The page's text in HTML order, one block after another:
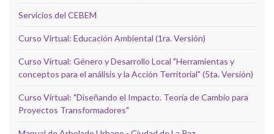
Servicios del CEBEM
Curso Virtual: Educación Ambiental (1ra. Versión)
Curso Virtual: Género y Desarrollo Local "Herramientas y
conceptos para el análisis y la Acción Territorial" (5ta. Versión)
Curso Virtual: "Diseñando el Impacto. Teoría de Cambio para
Proyectos Transformadores"